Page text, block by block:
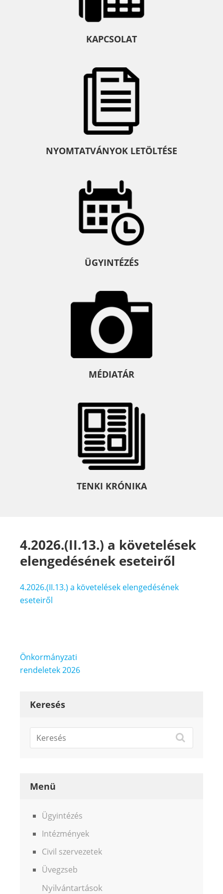
KAPCSOLAT
NYOMTATVÁNYOK LETÖLTÉSE
ÜGYINTÉZÉS
MÉDIATÁR
TENKI KRÓNIKA
4.2026.(II.13.) a követelések
elengedésének eseteiről
4.2026.(II.13.) a követelések elengedésének
eseteiről
Bejegyzés
navigáció
Önkormányzati
rendeletek 2026
Keresés
Menü
Ügyintézés
Intézmények
Civil szervezetek
Üvegzseb
Nyilvántartások